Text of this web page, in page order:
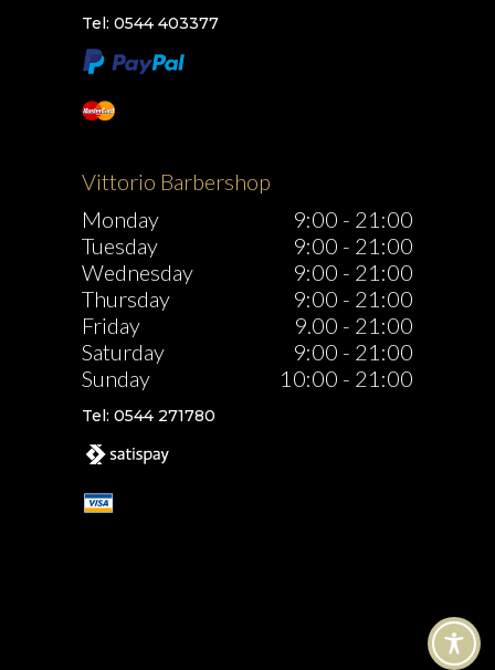
Tel: 0544 403377
Vittorio Barbershop
Monday
9:00 - 21:00
Tuesday
9:00 - 21:00
Wednesday
9:00 - 21:00
Thursday
9:00 - 21:00
Friday
9.00 - 21:00
Saturday
9:00 - 21:00
Sunday
10:00 - 21:00
Tel: 0544 271780